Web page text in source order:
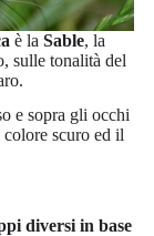
è la Sable, la
sulle tonalità del
e sopra gli occhi
colore scuro ed il
diversi in base